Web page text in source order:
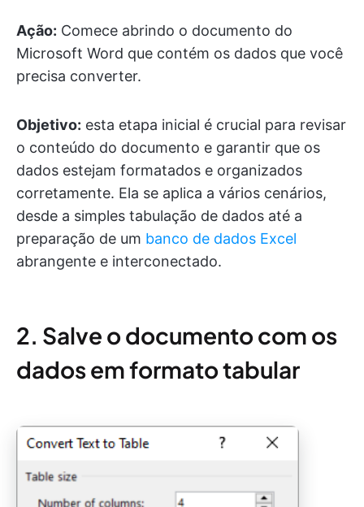
Ação: Comece abrindo o documento do
Microsoft Word que contém os dados que você
precisa converter.
Objetivo: esta etapa inicial é crucial para revisar
o conteúdo do documento e garantir que os
dados estejam formatados e organizados
corretamente. Ela se aplica a vários cenários,
desde a simples tabulação de dados até a
preparação de um banco de dados Excel
abrangente e interconectado.
2. Salve o documento com os
dados em formato tabular